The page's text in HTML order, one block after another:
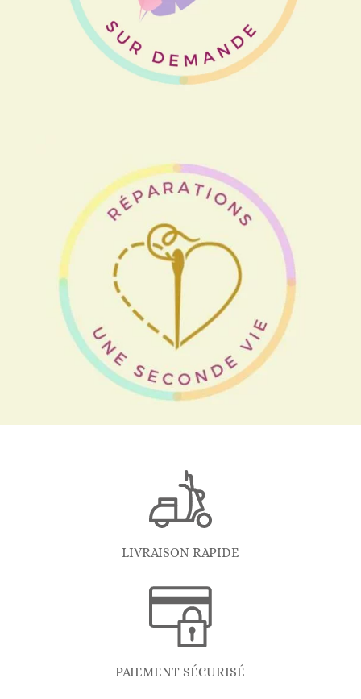
LIVRAISON RAPIDE
PAIEMENT SÉCURISÉ